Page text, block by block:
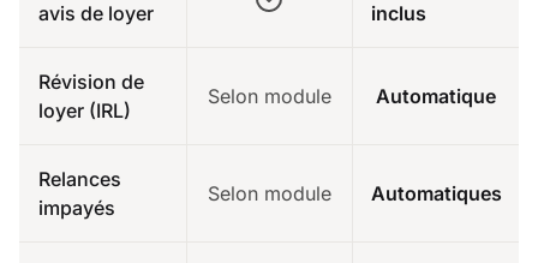
avis de loyer
inclus
Révision de
loyer (IRL)
Selon module Automatique
Relances
impayés
Selon module Automatiques